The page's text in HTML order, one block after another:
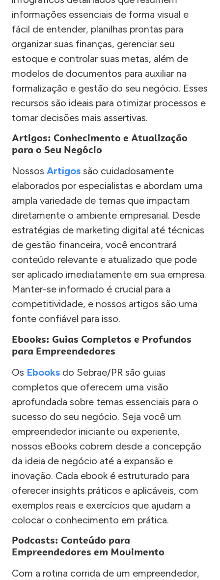
informações essenciais de forma visual e
fácil de entender, planilhas prontas para
organizar suas finanças, gerenciar seu
estoque e controlar suas metas, além de
modelos de documentos para auxiliar na
formalização e gestão do seu negócio. Esses
recursos são ideais para otimizar processos e
tomar decisões mais assertivas.
Artigos: Conhecimento e Atualização
para o Seu Negócio
Nossos Artigos são cuidadosamente
elaborados por especialistas e abordam uma
ampla variedade de temas que impactam
diretamente o ambiente empresarial. Desde
estratégias de marketing digital até técnicas
de gestão financeira, você encontrará
conteúdo relevante e atualizado que pode
ser aplicado imediatamente em sua empresa.
Manter-se informado é crucial para a
competitividade, e nossos artigos são uma
fonte confiável para isso.
Ebooks: Guias Completos e Profundos
para Empreendedores
Os Ebooks do Sebrae/PR são guias
completos que oferecem uma visão
aprofundada sobre temas essenciais para o
sucesso do seu negócio. Seja você um
empreendedor iniciante ou experiente,
nossos eBooks cobrem desde a concepção
da ideia de negócio até a expansão e
inovação. Cada ebook é estruturado para
oferecer insights práticos e aplicáveis, com
exemplos reais e exercícios que ajudam a
colocar o conhecimento em prática.
Podcasts: Conteúdo para
Empreendedores em Movimento
Com a rotina corrida de um empreendedor,